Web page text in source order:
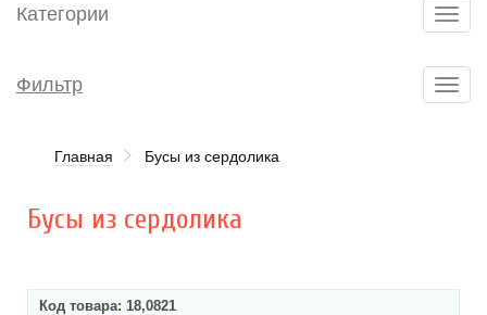
Категории
Фильтр
Главная Бусы из сердолика
Бусы из сердолика
Код товара: 18,0821